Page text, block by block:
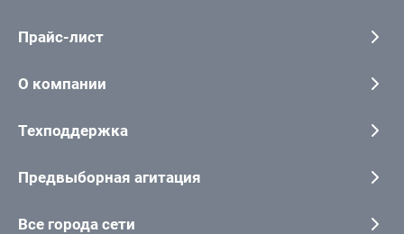
Прайс-лист
О компании
Техподдержка
Предвыборная агитация
Все города сети